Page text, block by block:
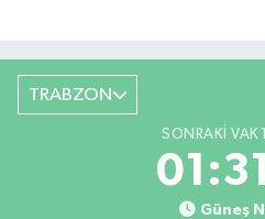
TRABZON
SONRAKI
Güneş